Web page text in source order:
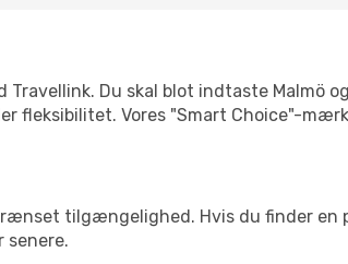
Du skal blot indtaste Malmö
fleksibilitet. Vores "Smart Choice"-
tilgængelighed. Hvis du finder en
senere.